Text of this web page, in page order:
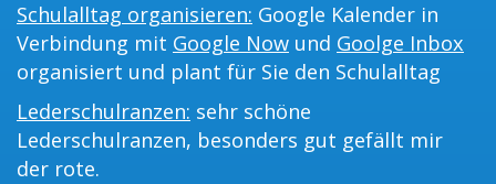
Schulalltag organisieren: Google Kalender in
Verbindung mit Google Now und Goolge Inbox
organisiert und plant für Sie den Schulalltag
Lederschulranzen: sehr schöne
Lederschulranzen, besonders gut gefällt mir
der rote.